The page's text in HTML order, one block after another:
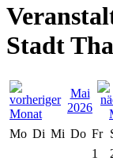
Stadt
Mai
2026
Mo Di Mi Do Fr
1